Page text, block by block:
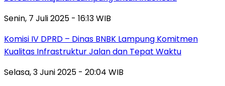
Senin, 7 Juli 2025 - 16:13 WIB
Komisi IV DPRD – Dinas BNBK Lampung Komitmen
Kualitas Infrastruktur Jalan dan Tepat Waktu
Selasa, 3 Juni 2025 - 20:04 WIB